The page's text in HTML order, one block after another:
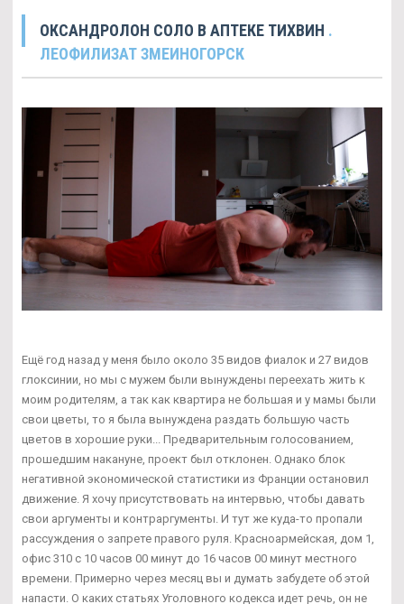
ОКСАНДРОЛОН СОЛО В АПТЕКЕ ТИХВИН .
ЛЕОФИЛИЗАТ ЗМЕИНОГОРСК
Ещё год назад у меня было около 35 видов фиалок и 27 видов
глоксинии, но мы с мужем были вынуждены переехать жить к
моим родителям, а так как квартира не большая и у мамы были
свои цветы, то я была вынуждена раздать большую часть
цветов в хорошие руки... Предварительным голосованием,
прошедшим накануне, проект был отклонен. Однако блок
негативной экономической статистики из Франции остановил
движение. Я хочу присутствовать на интервью, чтобы давать
свои аргументы и контраргументы. И тут же куда-то пропали
рассуждения о запрете правого руля. Красноармейская, дом 1,
офис 310 с 10 часов 00 минут до 16 часов 00 минут местного
времени. Примерно через месяц вы и думать забудете об этой
напасти. О каких статьях Уголовного кодекса идет речь, он не